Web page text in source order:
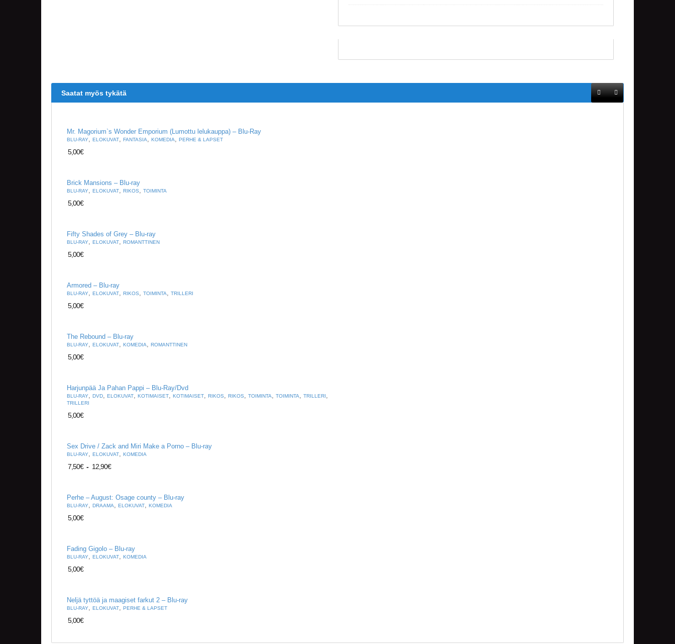
Saatat myös tykätä
Mr. Magorium`s Wonder Emporium (Lumottu lelukauppa) – Blu-Ray
BLU-RAY, ELOKUVAT, FANTASIA, KOMEDIA, PERHE & LAPSET
5,00€
Brick Mansions – Blu-ray
BLU-RAY, ELOKUVAT, RIKOS, TOIMINTA
5,00€
Fifty Shades of Grey – Blu-ray
BLU-RAY, ELOKUVAT, ROMANTTINEN
5,00€
Armored – Blu-ray
BLU-RAY, ELOKUVAT, RIKOS, TOIMINTA, TRILLERI
5,00€
The Rebound – Blu-ray
BLU-RAY, ELOKUVAT, KOMEDIA, ROMANTTINEN
5,00€
Harjunpää Ja Pahan Pappi – Blu-Ray/Dvd
BLU-RAY, DVD, ELOKUVAT, KOTIMAISET, KOTIMAISET, RIKOS, RIKOS, TOIMINTA, TOIMINTA, TRILLERI,
TRILLERI
5,00€
Sex Drive / Zack and Miri Make a Porno – Blu-ray
BLU-RAY, ELOKUVAT, KOMEDIA
7,50€ - 12,90€
Perhe – August: Osage county – Blu-ray
BLU-RAY, DRAAMA, ELOKUVAT, KOMEDIA
5,00€
Fading Gigolo – Blu-ray
BLU-RAY, ELOKUVAT, KOMEDIA
5,00€
Neljä tyttöä ja maagiset farkut 2 – Blu-ray
BLU-RAY, ELOKUVAT, PERHE & LAPSET
5,00€